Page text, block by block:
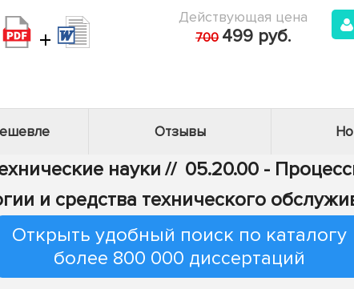
+
Действующая цена
700 499 руб.
Отзывы
науки // 05.20.00 -
и средства технического
Открыть удобный поиск по каталогу
более 800 000 диссертаций